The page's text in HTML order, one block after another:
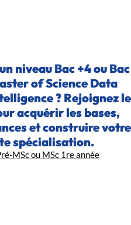
niveau Bac +4 ou Bac
of Science Data
? Rejoignez le
acquérir les bases,
et construire votre
spécialisation.
MSc ou MSc 1re année